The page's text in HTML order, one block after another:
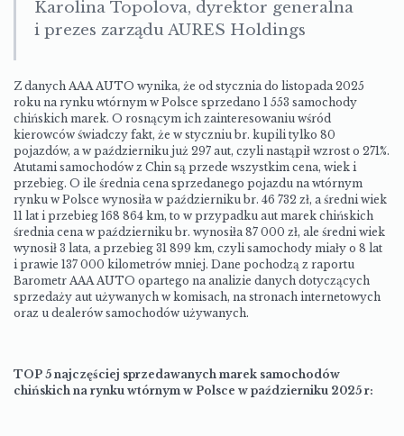
Karolina Topolova, dyrektor generalna
i prezes zarządu AURES Holdings
Z danych AAA AUTO wynika, że od stycznia do listopada 2025
roku na rynku wtórnym w Polsce sprzedano 1 553 samochody
chińskich marek. O rosnącym ich zainteresowaniu wśród
kierowców świadczy fakt, że w styczniu br. kupili tylko 80
pojazdów, a w październiku już 297 aut, czyli nastąpił wzrost o 271%.
Atutami samochodów z Chin są przede wszystkim cena, wiek i
przebieg. O ile średnia cena sprzedanego pojazdu na wtórnym
rynku w Polsce wynosiła w październiku br. 46 732 zł, a średni wiek
11 lat i przebieg 168 864 km, to w przypadku aut marek chińskich
średnia cena w październiku br. wynosiła 87 000 zł, ale średni wiek
wynosił 3 lata, a przebieg 31 899 km, czyli samochody miały o 8 lat
i prawie 137 000 kilometrów mniej. Dane pochodzą z raportu
Barometr AAA AUTO opartego na analizie danych dotyczących
sprzedaży aut używanych w komisach, na stronach internetowych
oraz u dealerów samochodów używanych.
TOP 5 najczęściej sprzedawanych marek samochodów
chińskich na rynku wtórnym w Polsce w październiku 2025 r: